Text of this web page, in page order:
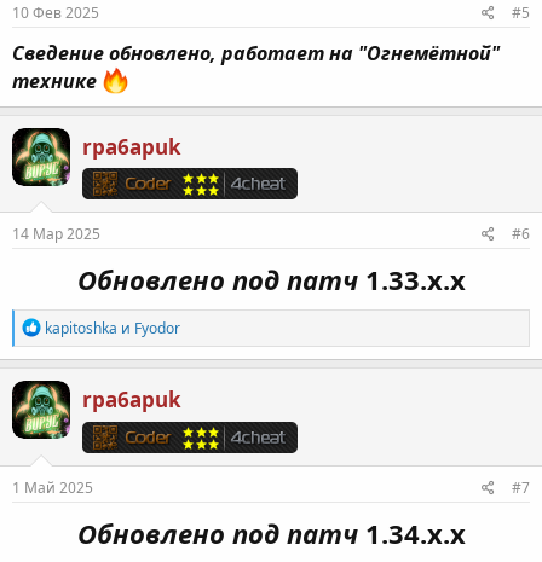
10 Фев 2025 #5
Сведение обновлено, работает на "Огнемётной"
технике
rpa6apuk
14 Мар 2025 #6
Обновлено под патч1.33.х.х
Р
е
а
к
ц
и
и
:
kapitoshka и Fyodor
rpa6apuk
1 Май 2025 #7
Обновлено под патч1.34.х.х